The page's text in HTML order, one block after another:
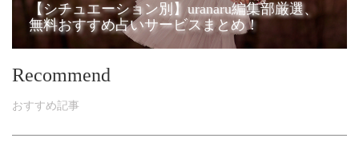
【シチュエーション別】uranaru編集部厳選、
無料おすすめ占いサービスまとめ！
Recommend
おすすめ記事